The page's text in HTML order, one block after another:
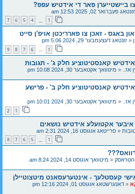
צו ביישטייערן פאר די אידטיש עפפ?
זונטאג פעברואר 02, 2025 12:53 am
1
4
5
6
7
באגס - זאכן צו פארריכטן אויפ'ן סייט
« זונטאג דעצעמבער 29, 2024 5:06 pm
1
…
6
7
8
9
אידטיש קאנסטיטוציע חלק ג' - תגובות
אז.. « מיטוואך אקטאבער 30, 2024 10:08 pm
אידטיש קאנסטיטוציע חלק ב' - פרישע
אז.. « מיטוואך אקטאבער 30, 2024 10:01 pm
1
2
אקטועלע אידטיש נושאים
« פרייטאג אוגוסט 16, 2024 2:31 am
1
5
6
7
8
הטראסק « מיטוואך אוגוסט 14, 2024 8:24 am
קעסטלעך - אינטערעסאנט מיטצוטיילן
« דאנערשטאג אוגוסט 01, 2024 12:16 pm